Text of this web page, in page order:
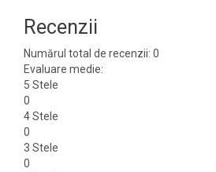
Recenzii
Numărul total de recenzii: 0
Evaluare medie:
5 Stele
0
4 Stele
0
3 Stele
0